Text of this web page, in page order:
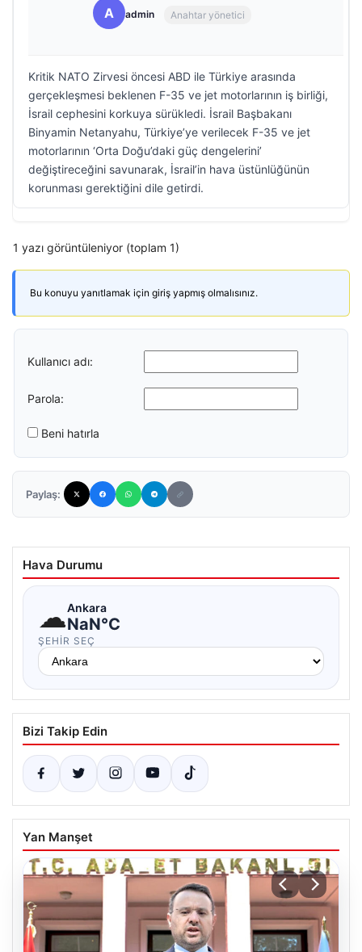
A admin Anahtar yönetici
Kritik NATO Zirvesi öncesi ABD ile Türkiye arasında
gerçekleşmesi beklenen F-35 ve jet motorlarının iş birliği,
İsrail cephesini korkuya sürükledi. İsrail Başbakanı
Binyamin Netanyahu, Türkiye’ye verilecek F-35 ve jet
motorlarının ‘Orta Doğu’daki güç dengelerini’
değiştireceğini savunarak, İsrail’in hava üstünlüğünün
korunması gerektiğini dile getirdi.
1 yazı görüntüleniyor (toplam 1)
Bu konuyu yanıtlamak için giriş yapmış olmalısınız.
Kullanıcı adı:
Parola:
Beni hatırla
Paylaş:
Hava Durumu
☁Ankara
NaN°C
ŞEHIR SEÇ
Bizi Takip Edin
Yan Manşet